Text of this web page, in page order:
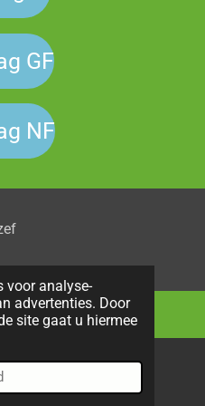
voor analyse-
advertenties. Door
site gaat u hiermee
GF
NF